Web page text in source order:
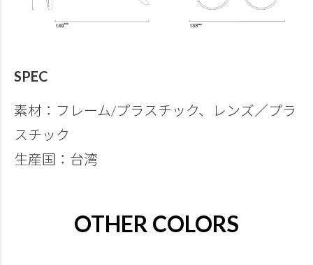
SPEC
素材：フレーム/プラスチック、レンズ／プラ
スチック
生産国：台湾
OTHER COLORS